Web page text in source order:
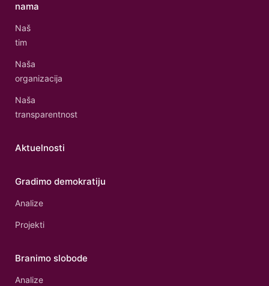
nama
Naš
tim
Naša
organizacija
Naša
transparentnost
Aktuelnosti
Gradimo demokratiju
Analize
Projekti
Branimo slobode
Analize